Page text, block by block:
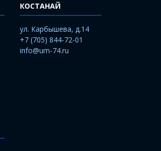
КОСТАНАЙ
ул. Карбышева, д.14
+7 (705) 844-72-01
info@um-74.ru